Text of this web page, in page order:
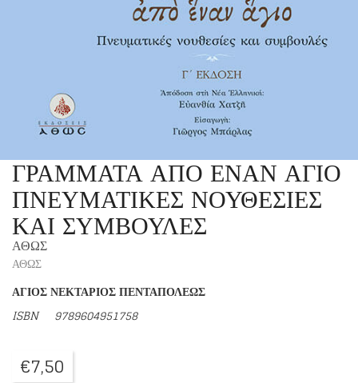
ΓΡΑΜΜΑΤΑ ΑΠΟ ΕΝΑΝ ΑΓΙΟ
ΠΝΕΥΜΑΤΙΚΕΣ ΝΟΥΘΕΣΙΕΣ
ΚΑΙ ΣΥΜΒΟΥΛΕΣ
ΑΘΩΣ
ΑΘΩΣ
ΑΓΙΟΣ ΝΕΚΤΑΡΙΟΣ ΠΕΝΤΑΠΟΛΕΩΣ
ISBN
9789604951758
€7,50